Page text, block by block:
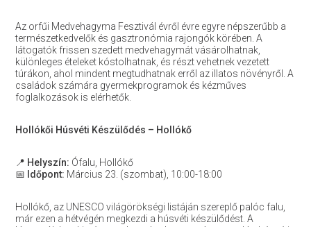
Az orfűi Medvehagyma Fesztivál évről évre egyre népszerűbb a
természetkedvelők és gasztronómia rajongók körében. A
látogatók frissen szedett medvehagymát vásárolhatnak,
különleges ételeket kóstolhatnak, és részt vehetnek vezetett
túrákon, ahol mindent megtudhatnak erről az illatos növényről. A
családok számára gyermekprogramok és kézműves
foglalkozások is elérhetők.
Hollókői Húsvéti Készülődés – Hollókő
📍 Helyszín: Ófalu, Hollókő
📅 Időpont: Március 23. (szombat), 10:00-18:00
Hollókő, az UNESCO világörökségi listáján szereplő palóc falu,
már ezen a hétvégén megkezdi a húsvéti készülődést. A